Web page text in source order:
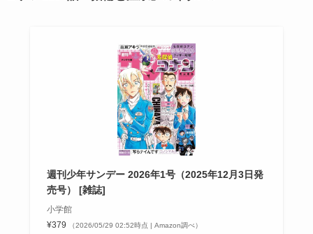
週刊少年サンデー 2026年1号（2025年12月3日発
売号） [雑誌]
小学館
¥379
（2026/05/29 02:52時点 | Amazon調べ）